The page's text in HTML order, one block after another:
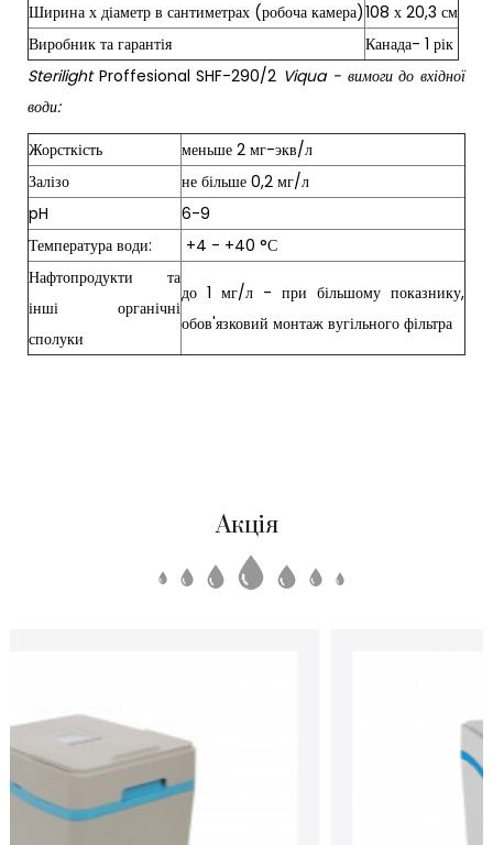
Ширина х діаметр в сантиметрах (робоча камера)108 х 20,3 см
Виробник та гарантія
Канада- 1 рік
Sterilight Proffesional SHF-290/2 Viqua - вимоги до вхідної
води:
Жорсткість
меньше 2 мг-экв/л
Залізо
не більше 0,2 мг/л
pH
6-9
Температура води:
+4 - +40 °С
Нафтопродукти та
інші органічні
сполуки
до 1 мг/л - при більшому показнику,
обов'язковий монтаж вугільного фільтра
Акція